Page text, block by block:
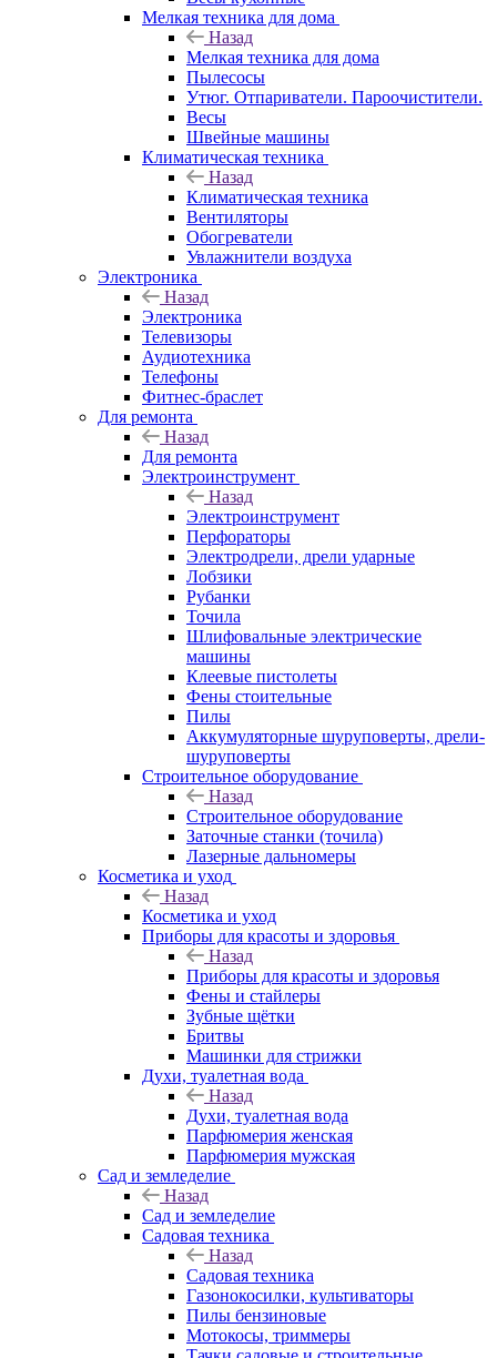
Мелкая техника для дома
Назад
Мелкая техника для дома
Пылесосы
Утюг. Отпариватели. Пароочистители.
Весы
Швейные машины
Климатическая техника
Назад
Климатическая техника
Вентиляторы
Обогреватели
Увлажнители воздуха
Электроника
Назад
Электроника
Телевизоры
Аудиотехника
Телефоны
Фитнес-браслет
Для ремонта
Назад
Для ремонта
Электроинструмент
Назад
Электроинструмент
Перфораторы
Электродрели, дрели ударные
Лобзики
Рубанки
Точила
Шлифовальные электрические
машины
Клеевые пистолеты
Фены стоительные
Пилы
Аккумуляторные шуруповерты, дрели-
шуруповерты
Строительное оборудование
Назад
Строительное оборудование
Заточные станки (точила)
Лазерные дальномеры
Косметика и уход
Назад
Косметика и уход
Приборы для красоты и здоровья
Назад
Приборы для красоты и здоровья
Фены и стайлеры
Зубные щётки
Бритвы
Машинки для стрижки
Духи, туалетная вода
Назад
Духи, туалетная вода
Парфюмерия женская
Парфюмерия мужская
Сад и земледелие
Назад
Сад и земледелие
Садовая техника
Назад
Садовая техника
Газонокосилки, культиваторы
Пилы бензиновые
Мотокосы, триммеры